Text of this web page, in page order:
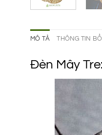
MÔ TẢ THÔNG TIN
Đèn Mây